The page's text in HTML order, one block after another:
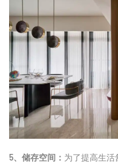
5、储存空间： 为了提高生活